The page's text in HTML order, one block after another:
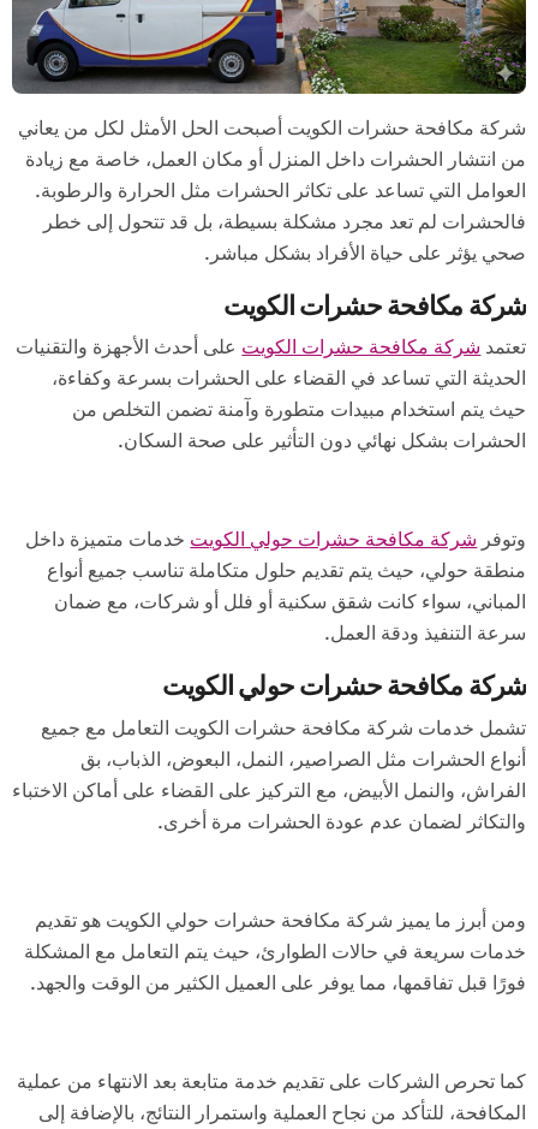
شركة مكافحة حشرات الكويت أصبحت الحل الأمثل لكل من يعاني
من انتشار الحشرات داخل المنزل أو مكان العمل، خاصة مع زيادة
العوامل التي تساعد على تكاثر الحشرات مثل الحرارة والرطوبة.
فالحشرات لم تعد مجرد مشكلة بسيطة، بل قد تتحول إلى خطر
صحي يؤثر على حياة الأفراد بشكل مباشر.
شركة مكافحة حشرات الكويت
تعتمد شركة مكافحة حشرات الكويت على أحدث الأجهزة والتقنيات
الحديثة التي تساعد في القضاء على الحشرات بسرعة وكفاءة،
حيث يتم استخدام مبيدات متطورة وآمنة تضمن التخلص من
الحشرات بشكل نهائي دون التأثير على صحة السكان.
وتوفر شركة مكافحة حشرات حولي الكويت خدمات متميزة داخل
منطقة حولي، حيث يتم تقديم حلول متكاملة تناسب جميع أنواع
المباني، سواء كانت شقق سكنية أو فلل أو شركات، مع ضمان
سرعة التنفيذ ودقة العمل.
شركة مكافحة حشرات حولي الكويت
تشمل خدمات شركة مكافحة حشرات الكويت التعامل مع جميع
أنواع الحشرات مثل الصراصير، النمل، البعوض، الذباب، بق
الفراش، والنمل الأبيض، مع التركيز على القضاء على أماكن الاختباء
والتكاثر لضمان عدم عودة الحشرات مرة أخرى.
ومن أبرز ما يميز شركة مكافحة حشرات حولي الكويت هو تقديم
خدمات سريعة في حالات الطوارئ، حيث يتم التعامل مع المشكلة
فورًا قبل تفاقمها، مما يوفر على العميل الكثير من الوقت والجهد.
كما تحرص الشركات على تقديم خدمة متابعة بعد الانتهاء من عملية
المكافحة، للتأكد من نجاح العملية واستمرار النتائج، بالإضافة إلى